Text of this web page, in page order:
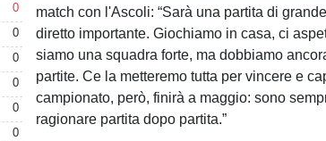
0
0
0
0
0
0
match con l'Ascoli: “Sarà una partita di
diretto importante. Giochiamo in casa, ci
siamo una squadra forte, ma dobbiamo
partite. Ce la metteremo tutta per vincere e
campionato, però, finirà a maggio: sono
ragionare partita dopo partita.”